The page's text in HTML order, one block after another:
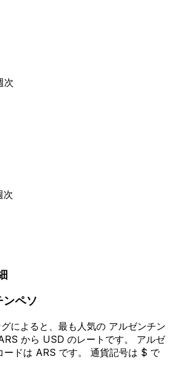
次
次
ンペソ
によると、最も人気の アルゼンチン
から USD のレートです。 アルゼ
ードは ARS です。 通貨記号は $ で